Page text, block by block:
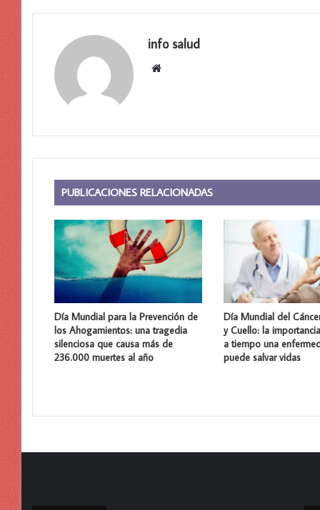
info salud
Sitio
PUBLICACIONES RELACIONADAS
Día Mundial para la Prevención de
los Ahogamientos: una tragedia
silenciosa que causa más de
236.000 muertes al año
Día Mundial del
y Cuello: la
a tiempo una
puede salvar vidas